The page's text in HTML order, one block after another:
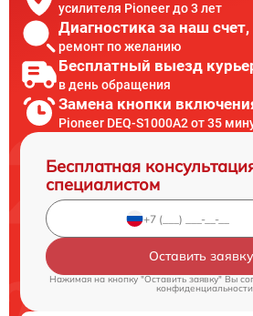
усилителя Pioneer до 3 лет
Диагностика за наш счет,
ремонт по желанию
Бесплатный выезд
в день обращения
Замена кнопки
Pioneer DEQ-S1000A2 от 35
Бесплатная
специалистом
Оставить заявку
Нажимая на кнопку "Оставить заявку" Вы
конфиденциальности